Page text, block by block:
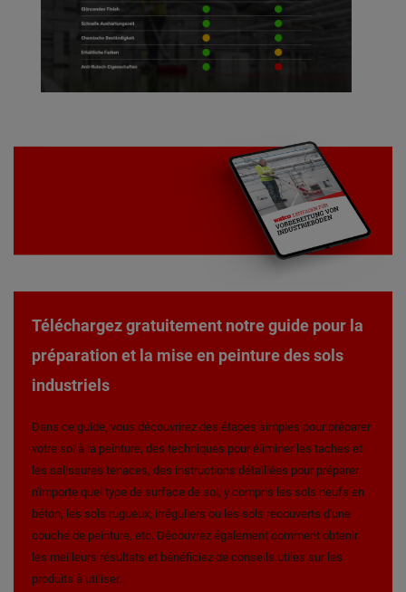
Téléchargez gratuitement notre guide pour la
préparation et la mise en peinture des sols
industriels
Dans ce guide, vous découvrirez des étapes simples pour préparer
votre sol à la peinture, des techniques pour éliminer les taches et
les salissures tenaces, des instructions détaillées pour préparer
n'importe quel type de surface de sol, y compris les sols neufs en
béton, les sols rugueux, irréguliers ou les sols recouverts d'une
couche de peinture, etc. Découvrez également comment obtenir
les meilleurs résultats et bénéficiez de conseils utiles sur les
produits à utiliser.